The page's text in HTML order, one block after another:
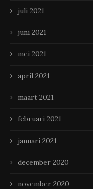
juli 2021
juni 2021
mei 2021
april 2021
maart 2021
februari 2021
januari 2021
december 2020
november 2020